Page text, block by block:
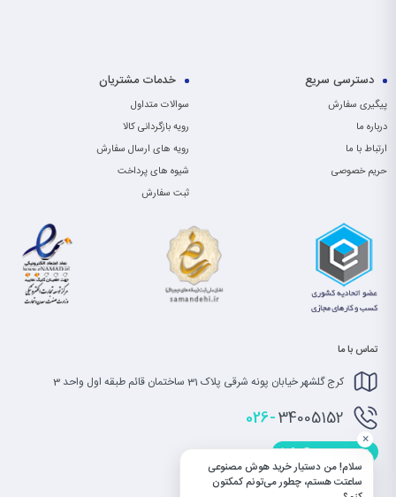
دسترسی سریع
پیگیری سفارش
درباره ما
ارتباط با ما
حریم خصوصی
خدمات مشتریان
سوالات متداول
رویه بازگردانی کالا
رویه های ارسال سفارش
شیوه های پرداخت
ثبت سفارش
تماس با ما
کرج گلشهر خیابان پونه شرقی پلاک 31 ساختمان قائم طبقه اول واحد 3
026-34005152
info@saatet.com
سلام! من دستیار خرید هوش مصنوعی
ساعتت هستم، چطور می‌تونم کمکتون
×